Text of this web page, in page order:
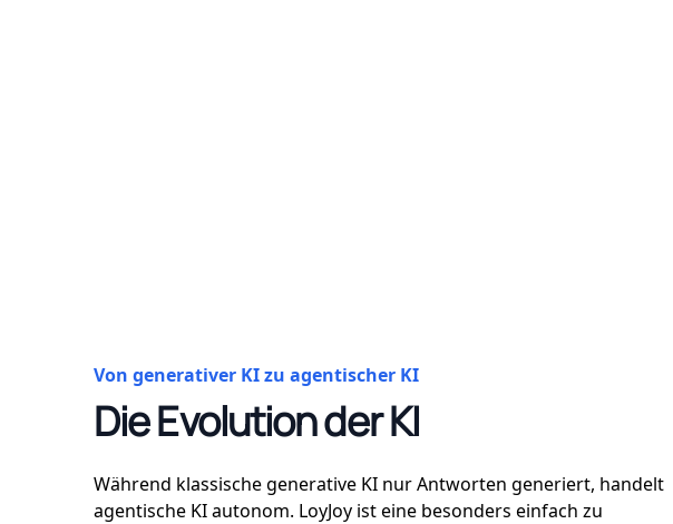
Von generativer KI zu agentischer KI
Die Evolution der KI
Während klassische generative KI nur Antworten generiert, handelt
agentische KI autonom. LoyJoy ist eine besonders einfach zu